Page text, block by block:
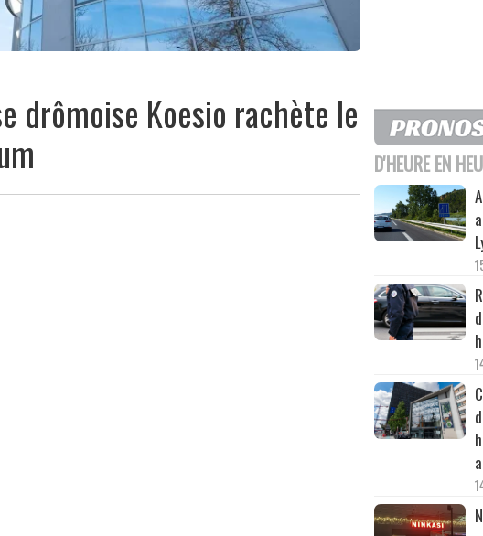
drômoise Koesio rachète le
D'HEURE EN